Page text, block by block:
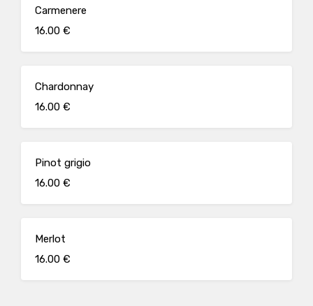
Carmenere
16.00 €
Chardonnay
16.00 €
Pinot grigio
16.00 €
Merlot
16.00 €